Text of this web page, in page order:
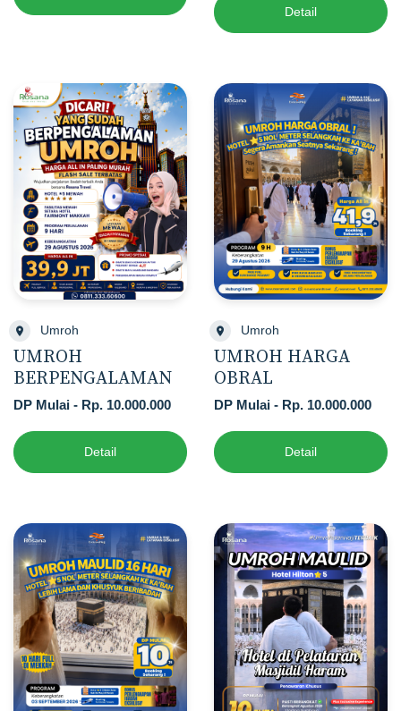
Detail
Umroh
UMROH
BERPENGALAMAN
DP Mulai - Rp. 10.000.000
Detail
Umroh
UMROH HARGA
OBRAL
DP Mulai - Rp. 10.000.000
Detail